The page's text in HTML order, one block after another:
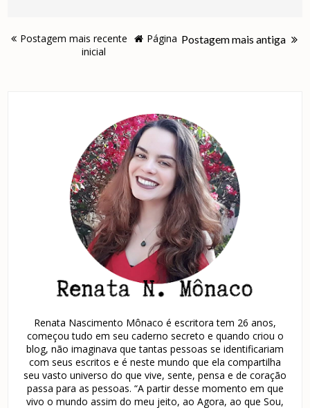
Postagem mais recente Postagem mais antiga
Página
inicial
Renata Nascimento Mônaco é escritora tem 26 anos,
começou tudo em seu caderno secreto e quando criou o
blog, não imaginava que tantas pessoas se identificariam
com seus escritos e é neste mundo que ela compartilha
seu vasto universo do que vive, sente, pensa e de coração
passa para as pessoas. “A partir desse momento em que
vivo o mundo assim do meu jeito, ao Agora, ao que Sou,